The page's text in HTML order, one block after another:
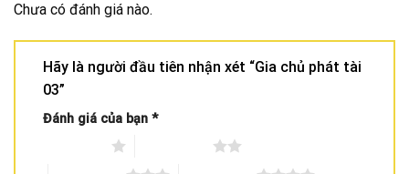
Chưa có đánh giá nào.
Hãy là người đầu tiên nhận xét “Gia chủ phát tài
03”
Đánh giá của bạn *